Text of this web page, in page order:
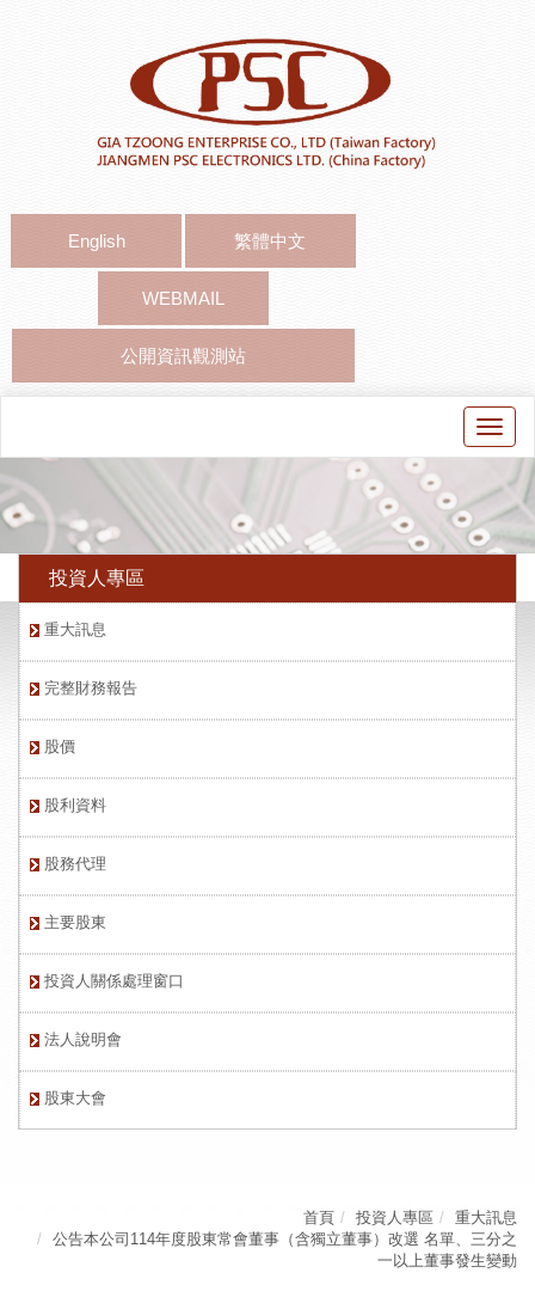
English 繁體中文
WEBMAIL
公開資訊觀測站
投資人專區
重大訊息
完整財務報告
股價
股利資料
股務代理
主要股東
投資人關係處理窗口
法人說明會
股東大會
首頁 投資人專區
重大訊息
公告本公司114年度股東常會董事（含獨立董事）改選 名單、三分之
一以上董事發生變動